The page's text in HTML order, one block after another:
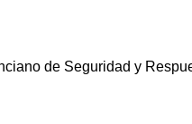
de Seguridad y